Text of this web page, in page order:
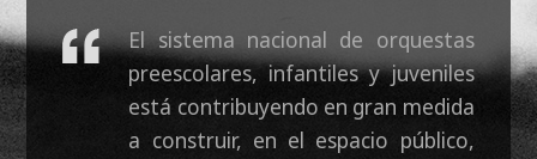
El sistema nacional de orquestas
preescolares, infantiles y juveniles
está contribuyendo en gran medida
a construir, en el espacio público,